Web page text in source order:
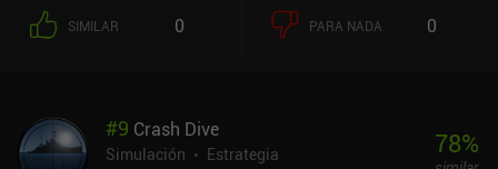
SIMILAR 0 PARA NADA 0
#9 Crash Dive
Simulación
Estrategia
78%